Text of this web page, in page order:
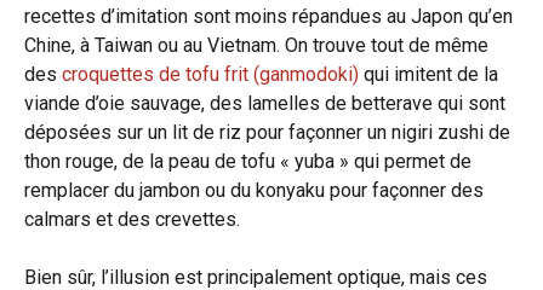
recettes d’imitation sont moins répandues au Japon qu’en
Chine, à Taiwan ou au Vietnam. On trouve tout de même
des croquettes de tofu frit (ganmodoki) qui imitent de la
viande d’oie sauvage, des lamelles de betterave qui sont
déposées sur un lit de riz pour façonner un nigiri zushi de
thon rouge, de la peau de tofu « yuba » qui permet de
remplacer du jambon ou du konyaku pour façonner des
calmars et des crevettes.
Bien sûr, l’illusion est principalement optique, mais ces